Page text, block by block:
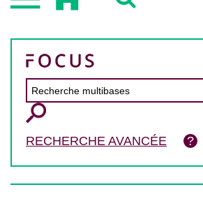
RECHERCHE AVANCÉE